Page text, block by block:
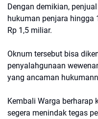
​Dengan demikian,
hukuman penjara hingga
Rp 1,5 miliar.
​Oknum tersebut bisa
penyalahgunaan
yang ancaman
​Kembali Warga berharap
segera menindak tegas